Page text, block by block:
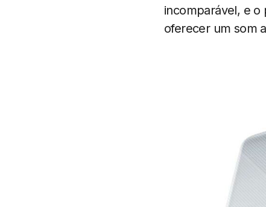
incomparável, e o
oferecer um som